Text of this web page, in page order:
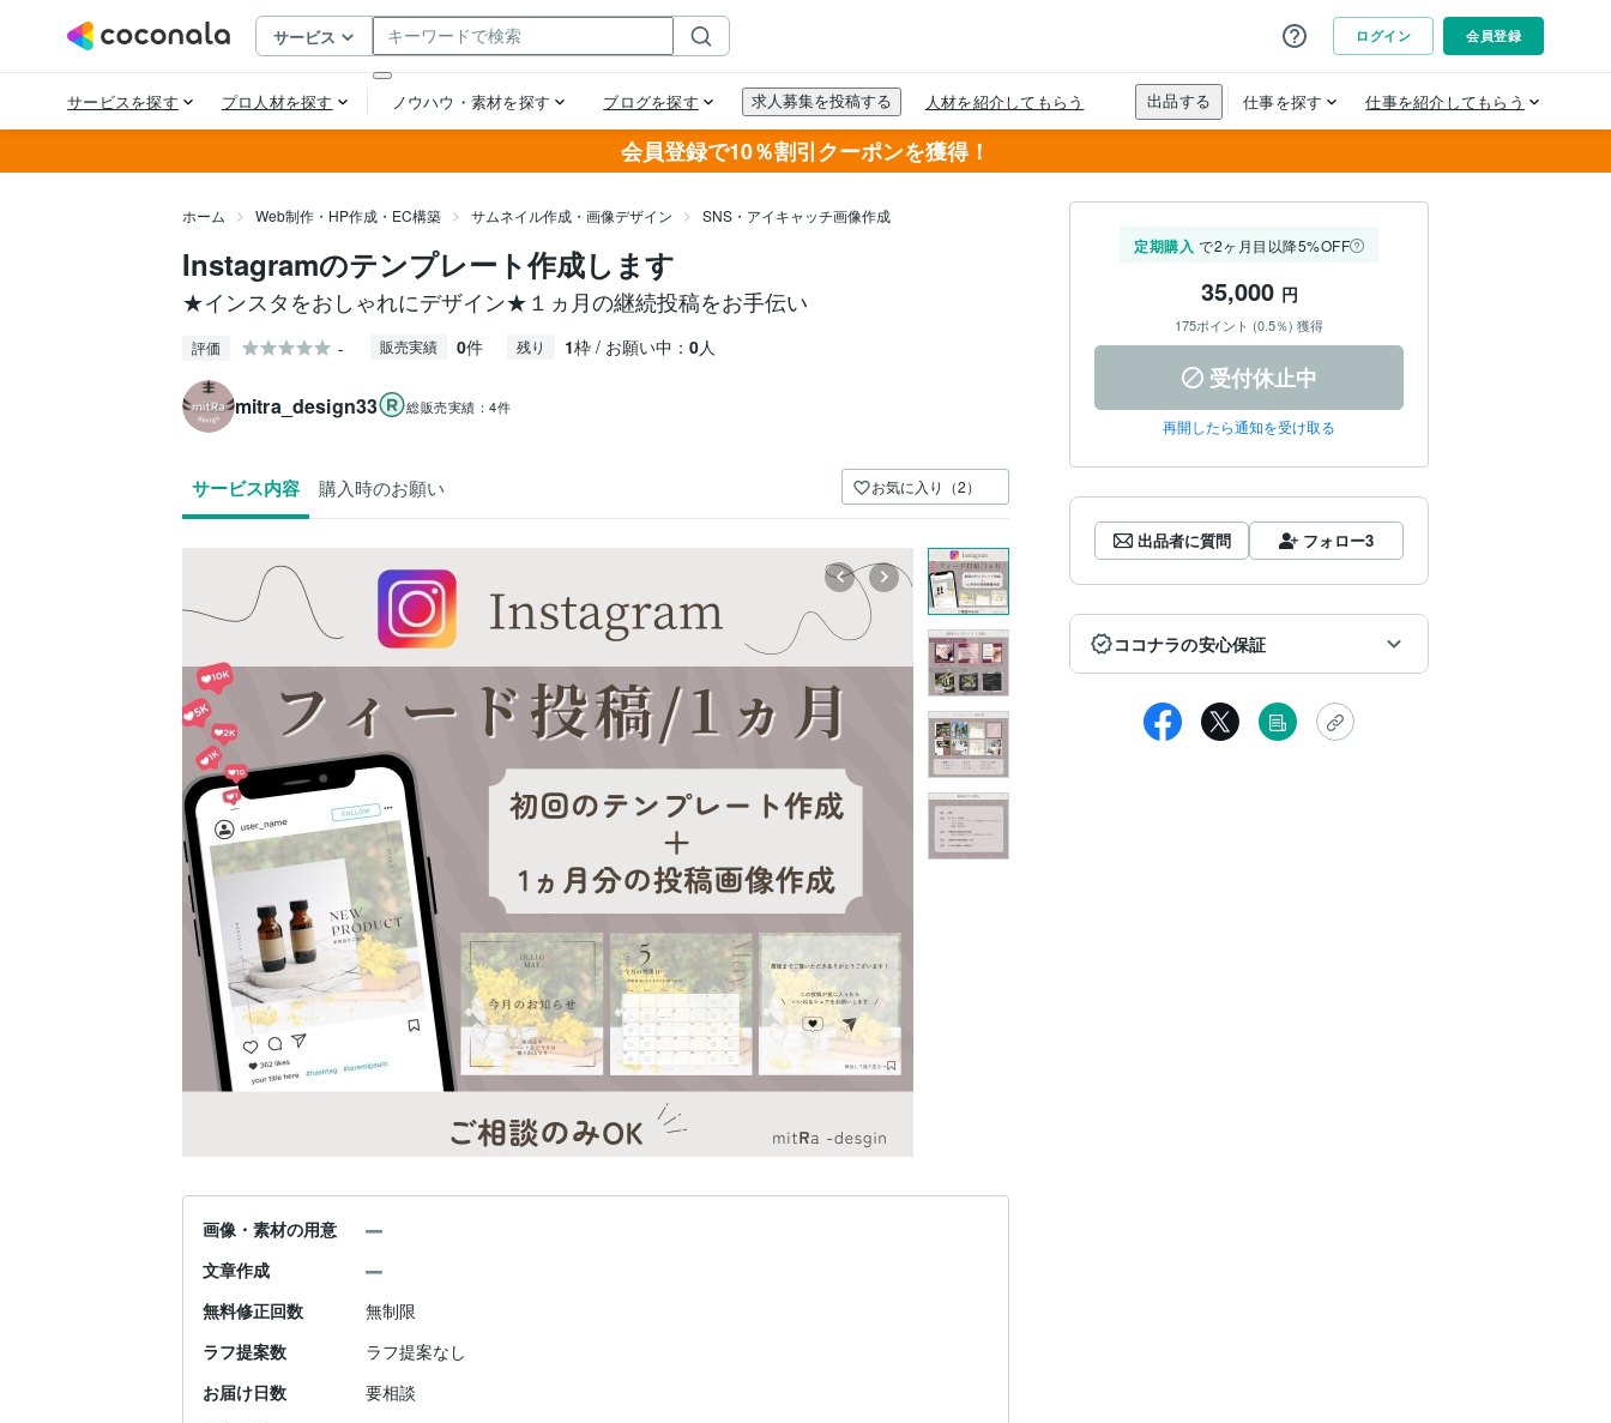
会員登録で10％割引クーポンを獲得！
ホーム Web制作・HP作成・EC構築 サムネイル作成・画像デザイン SNS・アイキャッチ画像作成
Instagramのテンプレート作成します
★インスタをおしゃれにデザイン★１ヵ月の継続投稿をお手伝い
評価 - 販売実績 0件 残り 1枠 / お願い中： 0人
mitra_design33 総販売実績：4件
サービス内容 購入時のお願い お気に入り（2）
画像・素材の用意
文章作成
無料修正回数
無制限
ラフ提案数
ラフ提案なし
お届け日数
要相談
定期購入 で2ヶ月目以降5%OFF
35,000 円
175ポイント (0.5％) 獲得
受付休止中
再開したら通知を受け取る
出品者に質問 フォロー3
ココナラの安心保証